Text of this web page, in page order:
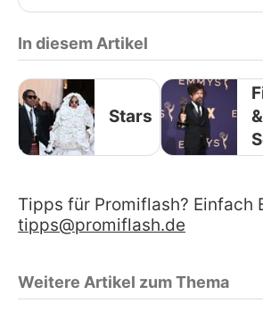
In diesem Artikel
Stars
&
Tipps für Promiflash? Einfach
tipps@promiflash.de
Weitere Artikel zum Thema